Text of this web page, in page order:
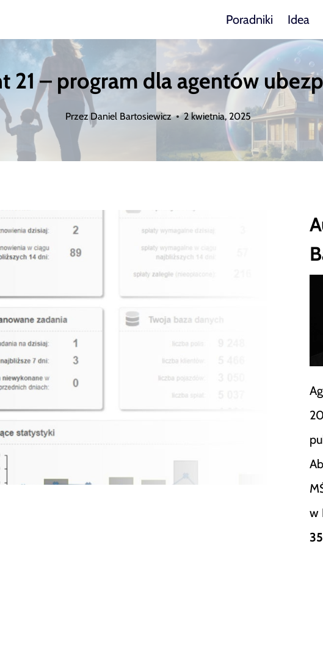
Poradniki Idea
21 – program dla agentów
Przez Daniel Bartosiewicz 2 kwietnia, 2025
w